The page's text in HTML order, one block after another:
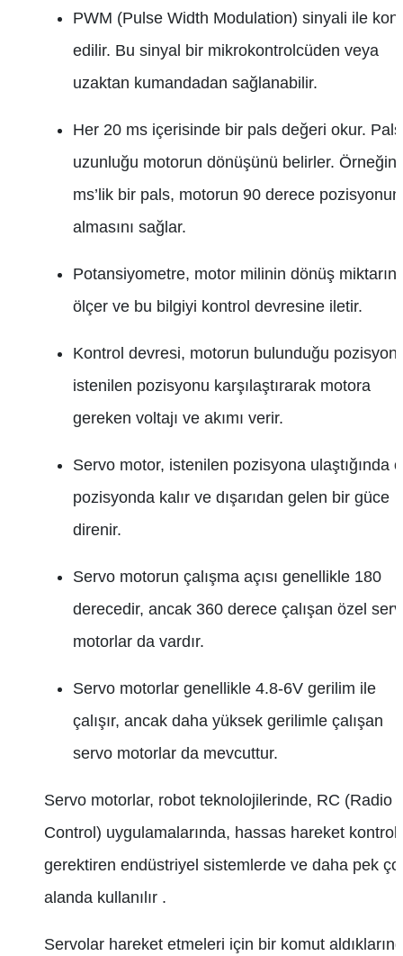
PWM (Pulse Width Modulation) sinyali ile
edilir. Bu sinyal bir mikrokontrolcüden veya
uzaktan kumandadan sağlanabilir.
Her 20 ms içerisinde bir pals değeri okur. Pals
uzunluğu motorun dönüşünü belirler. Örneğin
ms’lik bir pals, motorun 90 derece
almasını sağlar.
Potansiyometre, motor milinin dönüş miktarını
ölçer ve bu bilgiyi kontrol devresine iletir.
Kontrol devresi, motorun bulunduğu pozisyon
istenilen pozisyonu karşılaştırarak motora
gereken voltajı ve akımı verir.
Servo motor, istenilen pozisyona ulaştığında o
pozisyonda kalır ve dışarıdan gelen bir güce
direnir.
Servo motorun çalışma açısı genellikle 180
derecedir, ancak 360 derece çalışan özel
motorlar da vardır.
Servo motorlar genellikle 4.8-6V gerilim ile
çalışır, ancak daha yüksek gerilimle çalışan
servo motorlar da mevcuttur.
Servo motorlar, robot teknolojilerinde, RC (Radio
Control) uygulamalarında, hassas hareket
gerektiren endüstriyel sistemlerde ve daha pek
alanda kullanılır .
Servolar hareket etmeleri için bir komut